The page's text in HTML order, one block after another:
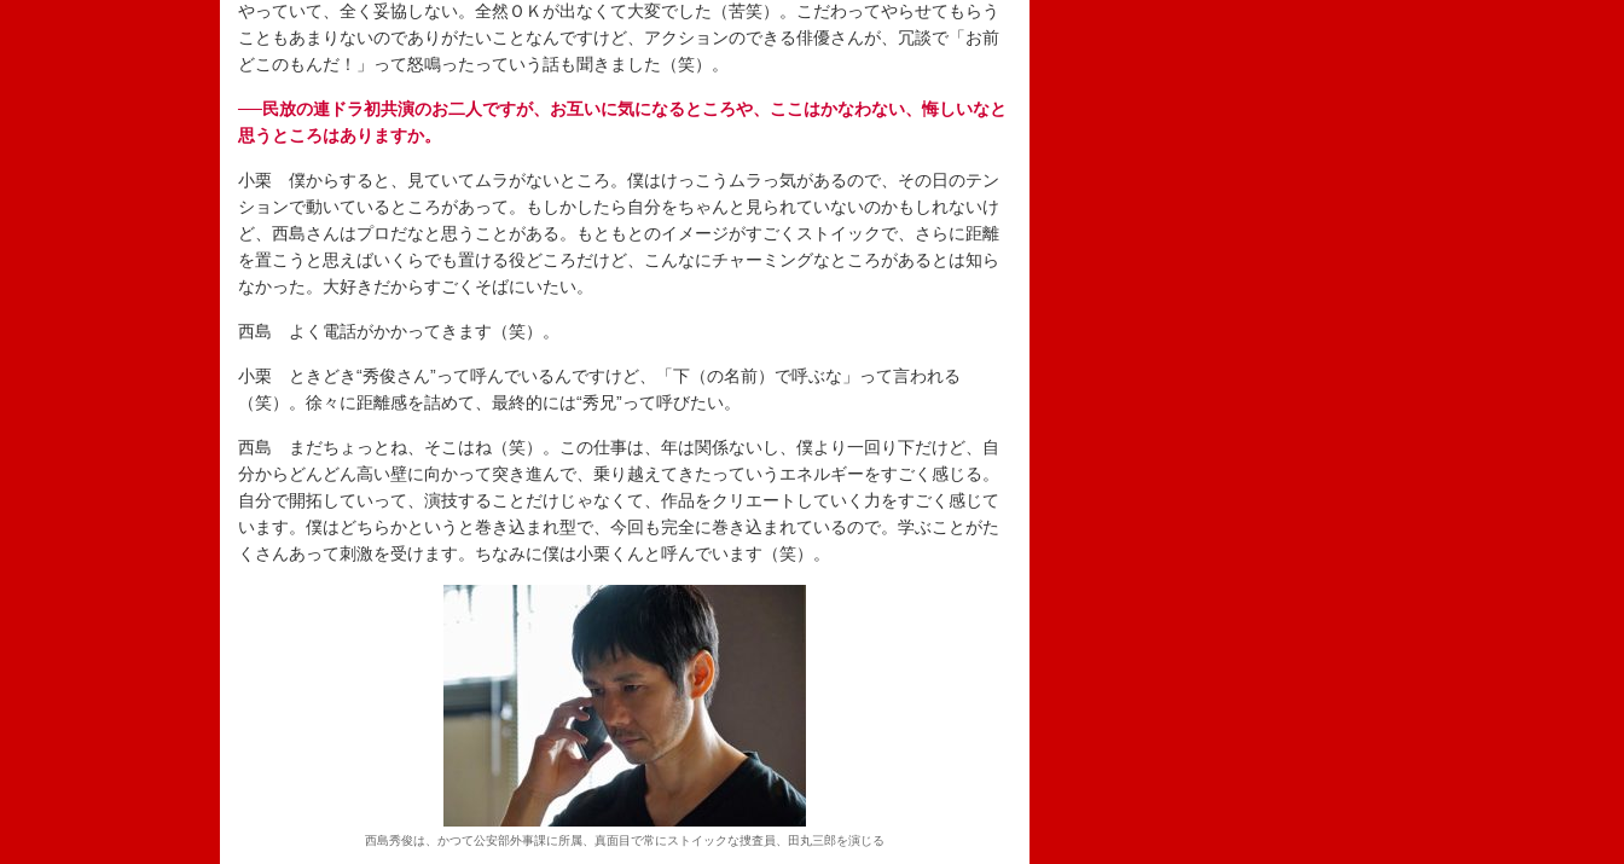
やっていて、全く妥協しない。全然ＯＫが出なくて大変でした（苦笑）。こだわってやらせてもらう
こともあまりないのでありがたいことなんですけど、アクションのできる俳優さんが、冗談で「お前
どこのもんだ！」って怒鳴ったっていう話も聞きました（笑）。
──民放の連ドラ初共演のお二人ですが、お互いに気になるところや、ここはかなわない、悔しいなと
思うところはありますか。
小栗 僕からすると、見ていてムラがないところ。僕はけっこうムラっ気があるので、その日のテン
ションで動いているところがあって。もしかしたら自分をちゃんと見られていないのかもしれないけ
ど、西島さんはプロだなと思うことがある。もともとのイメージがすごくストイックで、さらに距離
を置こうと思えばいくらでも置ける役どころだけど、こんなにチャーミングなところがあるとは知ら
なかった。大好きだからすごくそばにいたい。
西島 よく電話がかかってきます（笑）。
小栗 ときどき“秀俊さん”って呼んでいるんですけど、「下（の名前）で呼ぶな」って言われる
（笑）。徐々に距離感を詰めて、最終的には“秀兄”って呼びたい。
西島 まだちょっとね、そこはね（笑）。この仕事は、年は関係ないし、僕より一回り下だけど、自
分からどんどん高い壁に向かって突き進んで、乗り越えてきたっていうエネルギーをすごく感じる。
自分で開拓していって、演技することだけじゃなくて、作品をクリエートしていく力をすごく感じて
います。僕はどちらかというと巻き込まれ型で、今回も完全に巻き込まれているので。学ぶことがた
くさんあって刺激を受けます。ちなみに僕は小栗くんと呼んでいます（笑）。
西島秀俊は、かつて公安部外事課に所属、真面目で常にストイックな捜査員、田丸三郎を演じる